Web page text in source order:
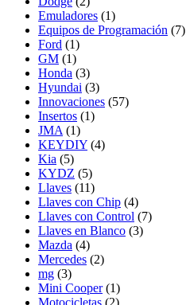
Emuladores (1)
Equipos de Programación (7)
Ford (1)
GM (1)
Honda (3)
Hyundai (3)
Innovaciones (57)
Insertos (1)
JMA (1)
KEYDIY (4)
Kia (5)
KYDZ (5)
Llaves (11)
Llaves con Chip (4)
Llaves con Control (7)
Llaves en Blanco (3)
Mazda (4)
Mercedes (2)
mg (3)
Mini Cooper (1)
Motocicletas (2)